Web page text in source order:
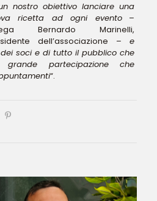
nostro obiettivo lanciare una
ricetta ad ogni evento–
Bernardo Marinelli,
dell’associazione –e
soci e di tutto il pubblico che
partecipazione che
“.